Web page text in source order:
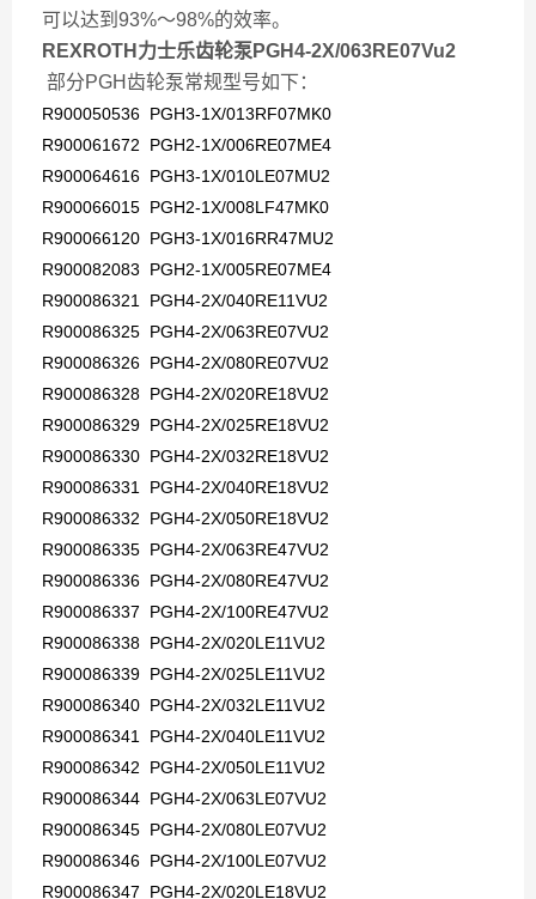
可以达到93%～98%的效率。
REXROTH力士乐齿轮泵PGH4-2X/063RE07Vu2
部分PGH齿轮泵常规型号如下：
R900050536 PGH3-1X/013RF07MK0
R900061672 PGH2-1X/006RE07ME4
R900064616 PGH3-1X/010LE07MU2
R900066015 PGH2-1X/008LF47MK0
R900066120 PGH3-1X/016RR47MU2
R900082083 PGH2-1X/005RE07ME4
R900086321 PGH4-2X/040RE11VU2
R900086325 PGH4-2X/063RE07VU2
R900086326 PGH4-2X/080RE07VU2
R900086328 PGH4-2X/020RE18VU2
R900086329 PGH4-2X/025RE18VU2
R900086330 PGH4-2X/032RE18VU2
R900086331 PGH4-2X/040RE18VU2
R900086332 PGH4-2X/050RE18VU2
R900086335 PGH4-2X/063RE47VU2
R900086336 PGH4-2X/080RE47VU2
R900086337 PGH4-2X/100RE47VU2
R900086338 PGH4-2X/020LE11VU2
R900086339 PGH4-2X/025LE11VU2
R900086340 PGH4-2X/032LE11VU2
R900086341 PGH4-2X/040LE11VU2
R900086342 PGH4-2X/050LE11VU2
R900086344 PGH4-2X/063LE07VU2
R900086345 PGH4-2X/080LE07VU2
R900086346 PGH4-2X/100LE07VU2
R900086347 PGH4-2X/020LE18VU2